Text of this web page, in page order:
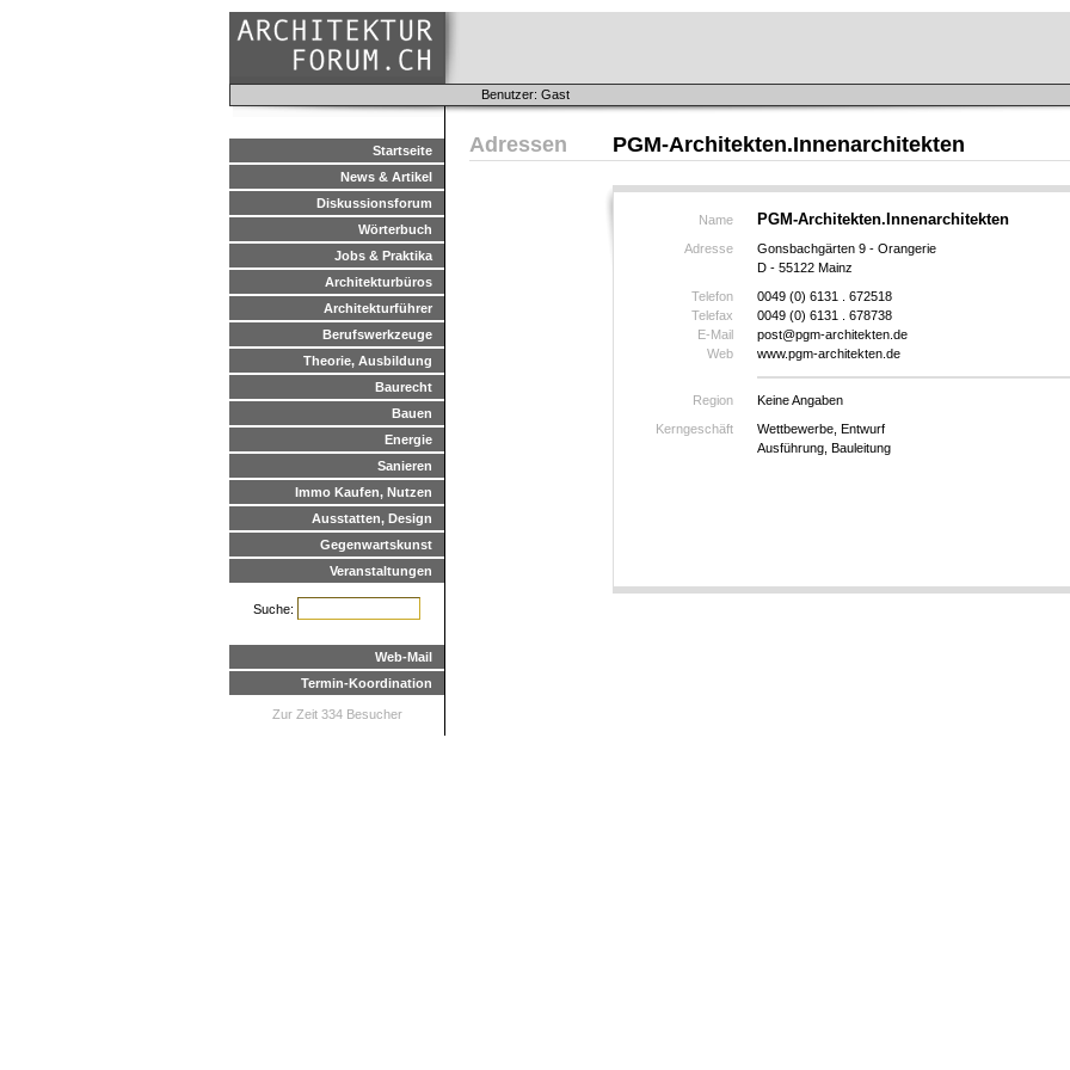
Benutzer: Gast
Startseite
News & Artikel
Diskussionsforum
Wörterbuch
Jobs & Praktika
Architekturbüros
Architekturführer
Berufswerkzeuge
Theorie, Ausbildung
Baurecht
Bauen
Energie
Sanieren
Immo Kaufen, Nutzen
Ausstatten, Design
Gegenwartskunst
Veranstaltungen
Suche:
Web-Mail
Termin-Koordination
Zur Zeit 334 Besucher
Adressen PGM-Architekten.Innenarchitekten
Name PGM-Architekten.Innenarchitekten
Adresse
Gonsbachgärten 9 - Orangerie
D - 55122 Mainz
Telefon
0049 (0) 6131 . 672518
Telefax
0049 (0) 6131 . 678738
E-Mail
post@pgm-architekten.de
Web
www.pgm-architekten.de
Region
Keine Angaben
Kerngeschäft
Wettbewerbe, Entwurf
Ausführung, Bauleitung